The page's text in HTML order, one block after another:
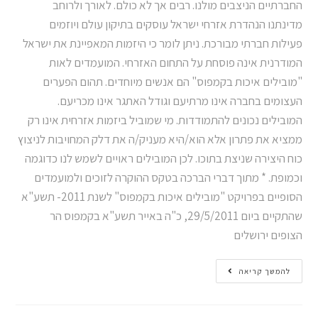
החברתיים הניצבים מולנו. רבים אך לא כולם. לאורך ולרוחב
מדינתנו הנהדרת אזרחי ישראל עוסקים בתיקון עולם ויוזמים
פעילות חברתי מבורכת. ניתן לומר כי היזמות המאפיינת את ישראל
המודרנית אינה פוסחת על התחום האזרחי. המועמדים לאות
"מובילים איכות בקמפוס" הם אנשים מיוחדים. תהום הפערים
העצומים בחברה אינו מרתיעם וגודל האתגר אינו מכריעם.
המובילים נכונים להתמודדות. מי שמוביל ביזמות אזרחית אינו רק
ממציא את פתרון אלא הוא/היא מעניק/ה את דלק המחויבות לניצוץ
כוח היצירה שניצת בתוכו. לכן המובילים ראויים לשמש לנו כדוגמה
וכמופת. * מתוך דברי הברכה בטקס ההוקרה לזוכים ולמועמדים
הסופיים בפרויקט "מובילים איכות בקמפוס" לשנת 2011- תשע"א
שהתקיים ביום 29/5/2011, כ"ה באייר תשע"א בקמפוס הר
הצופים ירושלים
להמשך קריאה